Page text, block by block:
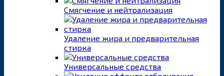
Смягчение и нейтрализация
Удаление жира и предварительная
стирка
Универсальные средства